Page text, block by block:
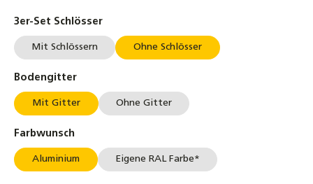
3er-Set Schlösserauswählen
Mit Schlössern Ohne Schlösser
Bodengitterauswählen
Mit Gitter Ohne Gitter
Farbwunsch
Aluminium Eigene RAL Farbe*